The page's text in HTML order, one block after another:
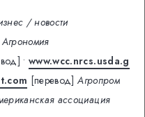
/ новости
Агрономия
• www.wcc.nrcs.usda.g
[перевод] Агропром
ассоциация